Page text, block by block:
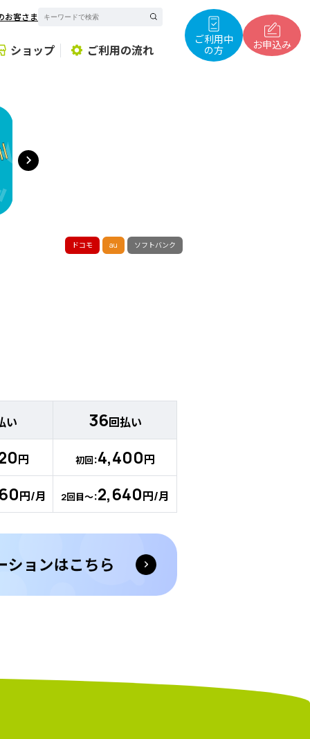
ご利用中
の方
お申込み
お客さま
サ
検
ショップ ご利用の流れ
ドコモ au ソフトバンク
い 36回払い
円 初回：4,400円
円/月 2回目～：2,640円/月